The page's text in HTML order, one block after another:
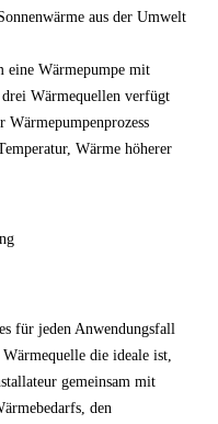
aus der Umwelt
Wärmepumpe mit
drei Wärmequellen verfügt
Wärmepumpenprozess
Wärme höherer
für jeden Anwendungsfall
die ideale ist,
gemeinsam mit
den